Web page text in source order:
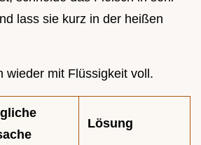
lass sie kurz in der heißen
wieder mit Flüssigkeit voll.
Lösung